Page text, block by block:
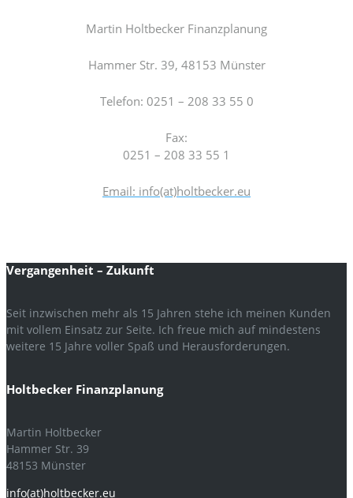
Martin Holtbecker Finanzplanung
Hammer Str. 39, 48153 Münster
Telefon: 0251 – 208 33 55 0
Fax:
0251 – 208 33 55 1
Email: info(at)holtbecker.eu
Vergangenheit – Zukunft
Seit inzwischen mehr als 15 Jahren stehe ich meinen Kunden
mit vollem Einsatz zur Seite. Ich freue mich auf mindestens
weitere 15 Jahre voller Spaß und Herausforderungen.
Holtbecker Finanzplanung
Martin Holtbecker
Hammer Str. 39
48153 Münster
info(at)holtbecker.eu